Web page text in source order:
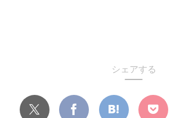
シェアする